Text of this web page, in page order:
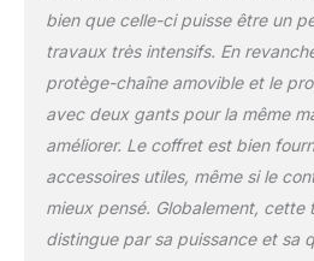
profitez
sans
Notre
de
bien que celle-ci puisse être un
travaux très intensifs. En
protège-chaîne amovible et le
avec deux gants pour la même
améliorer. Le coffret est bien
accessoires utiles, même si le
mieux pensé. Globalement, cette
distingue par sa puissance et sa